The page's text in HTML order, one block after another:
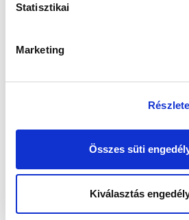
Statisztikai
Marketing
Összes süti
Kiválasztás